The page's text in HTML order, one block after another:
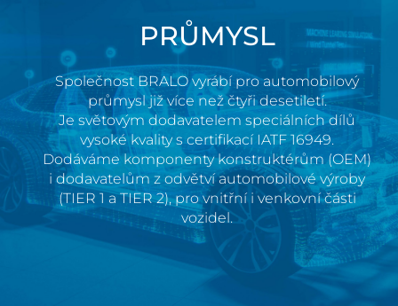
PRŮMYSL
Společnost BRALO vyrábí pro automobilový
průmysl již více než čtyři desetiletí.
Je světovým dodavatelem speciálních dílů
vysoké kvality s certifikací IATF 16949.
Dodáváme komponenty konstruktérům (OEM)
i dodavatelům z odvětví automobilové výroby
(TIER 1 a TIER 2), pro vnitřní i venkovní části
vozidel.